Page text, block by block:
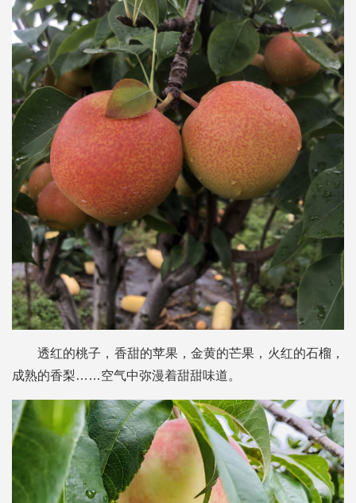
透红的桃子，香甜的苹果，金黄的芒果，火红的石榴，
成熟的香梨……空气中弥漫着甜甜味道。